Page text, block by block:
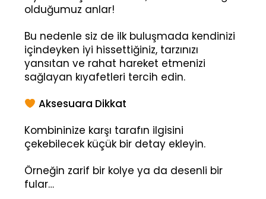
olduğumuz anlar!
Bu nedenle siz de ilk buluşmada kendinizi
içindeyken iyi hissettiğiniz, tarzınızı
yansıtan ve rahat hareket etmenizi
sağlayan kıyafetleri tercih edin.
Aksesuara Dikkat
Kombininize karşı tarafın ilgisini
çekebilecek küçük bir detay ekleyin.
Örneğin zarif bir kolye ya da desenli bir
fular…